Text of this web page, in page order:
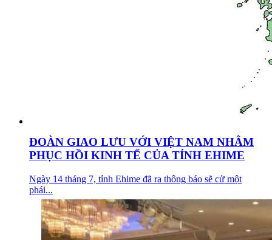
ĐOÀN GIAO LƯU VỚI VIỆT NAM NHẰM
PHỤC HỒI KINH TẾ CỦA TỈNH EHIME
Ngày 14 tháng 7, tỉnh Ehime đã ra thông báo sẽ cử một
phái...